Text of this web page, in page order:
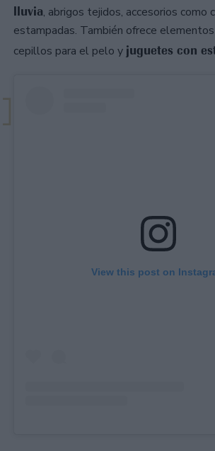
lluvia, abrigos tejidos, accesorios como
estampadas. También ofrece
cepillos para el pelo y juguetes con
View this post on